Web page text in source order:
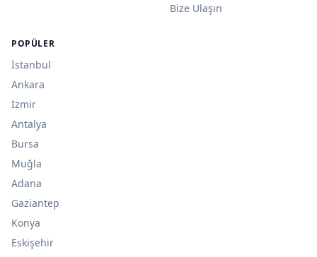
Bize Ulaşın
POPÜLER
İstanbul
Ankara
İzmir
Antalya
Bursa
Muğla
Adana
Gaziantep
Konya
Eskişehir